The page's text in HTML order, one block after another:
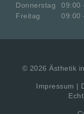
Donnerstag
09:00
Freitag
09:00
© 2026 Ästhetik
Impressum |